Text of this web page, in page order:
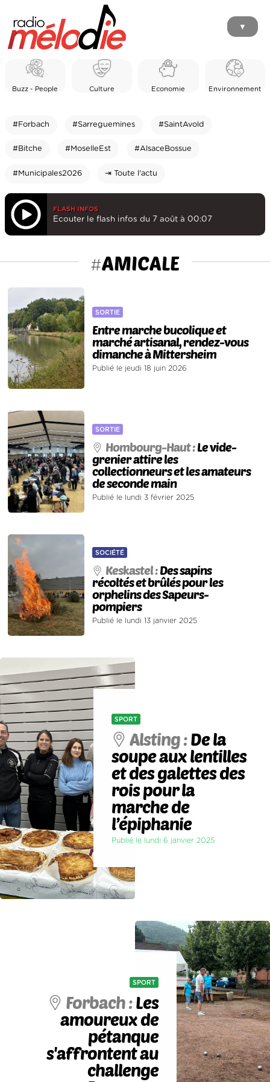
▼
Buzz - People Culture Economie Environnement
#Forbach #Sarreguemines #SaintAvold
#Bitche #MoselleEst #AlsaceBossue
#Municipales2026 ⇥ Toute l'actu
FLASH INFOS
Ecouter le flash infos du 7 août à 00:07
#AMICALE
SORTIE
Entre marche bucolique et
marché artisanal, rendez-vous
dimanche à Mittersheim
Publié le jeudi 18 juin 2026
SORTIE
Hombourg-Haut :Le vide-
grenier attire les
collectionneurs et les amateurs
de seconde main
Publié le lundi 3 février 2025
SOCIÉTÉ
Keskastel :Des sapins
récoltés et brûlés pour les
orphelins des Sapeurs-
pompiers
Publié le lundi 13 janvier 2025
SPORT
Alsting :De la
soupe aux lentilles
et des galettes des
rois pour la
marche de
l’épiphanie
Publié le lundi 6 janvier 2025
SPORT
Forbach :Les
amoureux de
pétanque
s'affrontent au
challenge